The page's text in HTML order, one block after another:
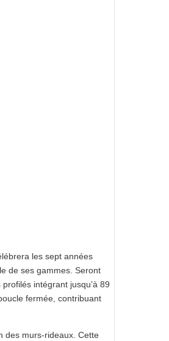
les sept années
de ses gammes. Seront
intégrant jusqu’à 89
fermée, contribuant
des murs-rideaux. Cette